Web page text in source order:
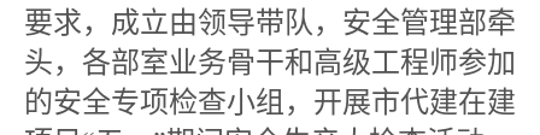
要求，成立由领导带队，安全管理部牵
头，各部室业务骨干和高级工程师参加
的安全专项检查小组，开展市代建在建